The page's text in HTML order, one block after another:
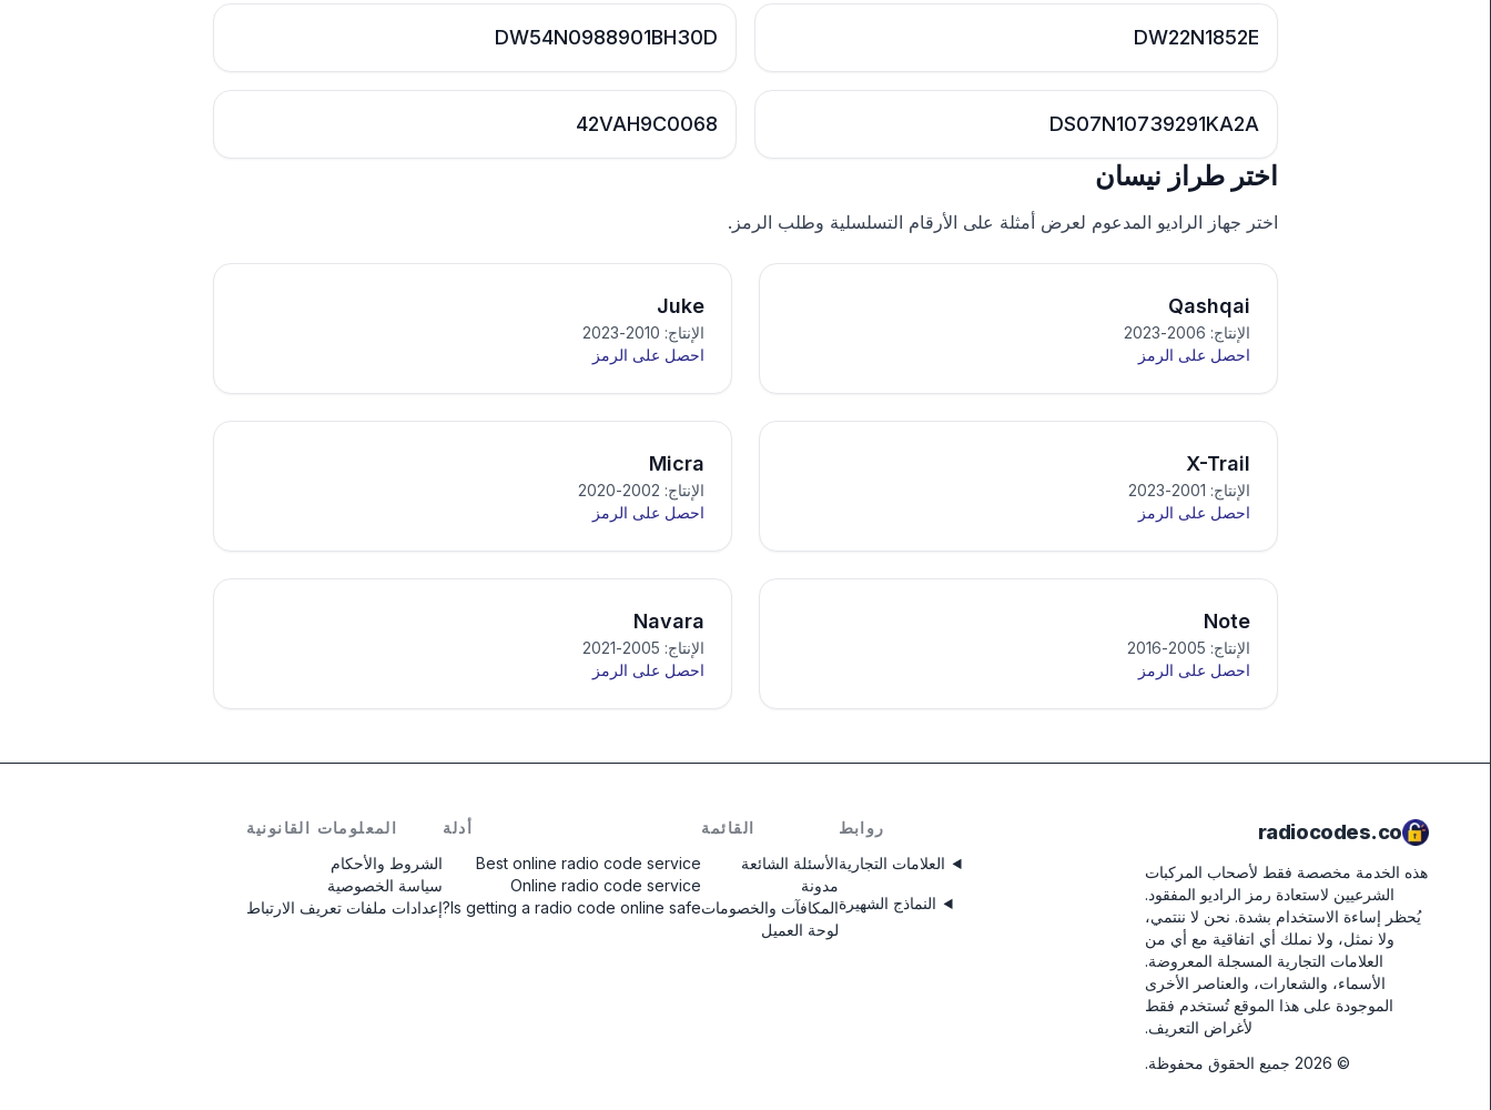
DW22N1852E
DW54N0988901BH30D
DS07N10739291KA2A
42VAH9C0068
اختر طراز نيسان
اختر جهاز الراديو المدعوم لعرض أمثلة على الأرقام التسلسلية وطلب الرمز.
Qashqai
الإنتاج: 2006-2023
احصل على الرمز
Juke
الإنتاج: 2010-2023
احصل على الرمز
X-Trail
الإنتاج: 2001-2023
احصل على الرمز
Micra
الإنتاج: 2002-2020
احصل على الرمز
Note
الإنتاج: 2005-2016
احصل على الرمز
Navara
الإنتاج: 2005-2021
احصل على الرمز
radiocodes.co
هذه الخدمة مخصصة فقط لأصحاب المركبات
الشرعيين لاستعادة رمز الراديو المفقود.
يُحظر إساءة الاستخدام بشدة. نحن لا ننتمي،
ولا نمثل، ولا نملك أي اتفاقية مع أي من
العلامات التجارية المسجلة المعروضة.
الأسماء، والشعارات، والعناصر الأخرى
الموجودة على هذا الموقع تُستخدم فقط
لأغراض التعريف.
©
2026 جميع الحقوق محفوظة.
روابط
العلامات التجارية
النماذج الشهيرة
القائمة
الأسئلة الشائعة
مدونة
المكافآت والخصومات
لوحة العميل
أدلة
Best online radio code service
Online radio code service
Is getting a radio code online safe?
المعلومات القانونية
الشروط والأحكام
سياسة الخصوصية
إعدادات ملفات تعريف الارتباط